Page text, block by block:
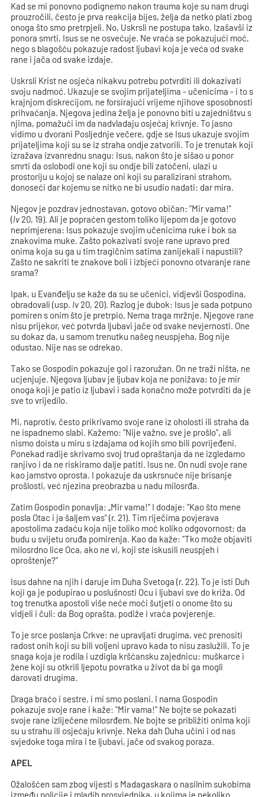
Kad se mi ponovno podignemo nakon trauma koje su nam drugi
prouzročili, često je prva reakcija bijes, želja da netko plati zbog
onoga što smo pretrpjeli. No, Uskrsli ne postupa tako. Izašavši iz
ponora smrti, Isus se ne osvećuje. Ne vraća se pokazujući moć,
nego s blagošću pokazuje radost ljubavi koja je veća od svake
rane i jača od svake izdaje.
Uskrsli Krist ne osjeća nikakvu potrebu potvrditi ili dokazivati
svoju nadmoć. Ukazuje se svojim prijateljima - učenicima - i to s
krajnjom diskrecijom, ne forsirajući vrijeme njihove sposobnosti
prihvaćanja. Njegova jedina želja je ponovno biti u zajedništvu s
njima, pomažući im da nadvladaju osjećaj krivnje. To jasno
vidimo u dvorani Posljednje večere, gdje se Isus ukazuje svojim
prijateljima koji su se iz straha ondje zatvorili. To je trenutak koji
izražava izvanrednu snagu: Isus, nakon što je sišao u ponor
smrti da oslobodi one koji su ondje bili zatočeni, ulazi u
prostoriju u kojoj se nalaze oni koji su paralizirani strahom,
donoseći dar kojemu se nitko ne bi usudio nadati: dar mira.
Njegov je pozdrav jednostavan, gotovo običan: "Mir vama!"
(Iv 20, 19). Ali je popraćen gestom toliko lijepom da je gotovo
neprimjerena: Isus pokazuje svojim učenicima ruke i bok sa
znakovima muke. Zašto pokazivati svoje rane upravo pred
onima koja su ga u tim tragičnim satima zanijekali i napustili?
Zašto ne sakriti te znakove boli i izbjeći ponovno otvaranje rane
srama?
Ipak, u Evanđelju se kaže da su se učenici, vidjevši Gospodina,
obradovali (usp. Iv 20, 20). Razlog je dubok: Isus je sada potpuno
pomiren s onim što je pretrpio. Nema traga mržnje. Njegove rane
nisu prijekor, već potvrda ljubavi jače od svake nevjernosti. One
su dokaz da, u samom trenutku našeg neuspjeha, Bog nije
odustao. Nije nas se odrekao.
Tako se Gospodin pokazuje gol i razoružan. On ne traži ništa, ne
ucjenjuje. Njegova ljubav je ljubav koja ne ponižava; to je mir
onoga koji je patio iz ljubavi i sada konačno može potvrditi da je
sve to vrijedilo.
Mi, naprotiv, često prikrivamo svoje rane iz oholosti ili straha da
ne ispadnemo slabi. Kažemo: "Nije važno, sve je prošlo", ali
nismo doista u miru s izdajama od kojih smo bili povrijeđeni.
Ponekad radije skrivamo svoj trud opraštanja da ne izgledamo
ranjivo i da ne riskiramo dalje patiti. Isus ne. On nudi svoje rane
kao jamstvo oprosta. I pokazuje da uskrsnuće nije brisanje
prošlosti, već njezina preobrazba u nadu milosrđa.
Zatim Gospodin ponavlja: „Mir vama!“ I dodaje: "Kao što mene
posla Otac i ja šaljem vas" (r. 21). Tim riječima povjerava
apostolima zadaću koja nije toliko moć koliko odgovornost: da
budu u svijetu oruđa pomirenja. Kao da kaže: "Tko može objaviti
milosrdno lice Oca, ako ne vi, koji ste iskusili neuspjeh i
oproštenje?"
Isus dahne na njih i daruje im Duha Svetoga (r. 22). To je isti Duh
koji ga je podupirao u poslušnosti Ocu i ljubavi sve do križa. Od
tog trenutka apostoli više neće moći šutjeti o onome što su
vidjeli i čuli: da Bog oprašta, podiže i vraća povjerenje.
To je srce poslanja Crkve: ne upravljati drugima, već prenositi
radost onih koji su bili voljeni upravo kada to nisu zaslužili. To je
snaga koja je rodila i uzdigla kršćansku zajednicu: muškarce i
žene koji su otkrili ljepotu povratka u život da bi ga mogli
darovati drugima.
Draga braćo i sestre, i mi smo poslani. I nama Gospodin
pokazuje svoje rane i kaže: "Mir vama!" Ne bojte se pokazati
svoje rane izliječene milosrđem. Ne bojte se približiti onima koji
su u strahu ili osjećaju krivnje. Neka dah Duha učini i od nas
svjedoke toga mira i te ljubavi, jače od svakog poraza.
APEL
Ožalošćen sam zbog vijesti s Madagaskara o nasilnim sukobima
između policije i mladih prosvjednika, u kojima je nekoliko